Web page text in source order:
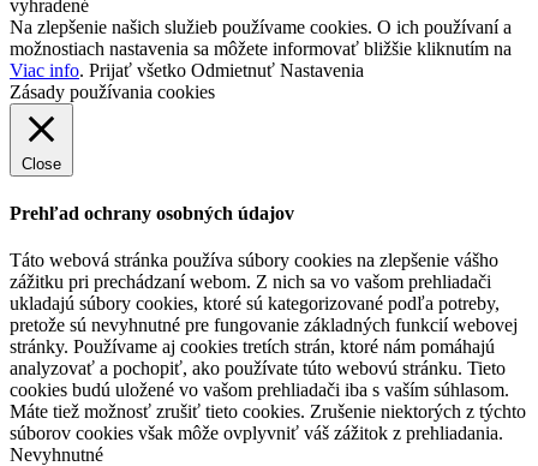
vyhradené
Na zlepšenie našich služieb používame cookies. O ich používaní a
možnostiach nastavenia sa môžete informovať bližšie kliknutím na
Viac info. Prijať všetko Odmietnuť Nastavenia
Zásady používania cookies
Close
Prehľad ochrany osobných údajov
Táto webová stránka používa súbory cookies na zlepšenie vášho
zážitku pri prechádzaní webom. Z nich sa vo vašom prehliadači
ukladajú súbory cookies, ktoré sú kategorizované podľa potreby,
pretože sú nevyhnutné pre fungovanie základných funkcií webovej
stránky. Používame aj cookies tretích strán, ktoré nám pomáhajú
analyzovať a pochopiť, ako používate túto webovú stránku. Tieto
cookies budú uložené vo vašom prehliadači iba s vaším súhlasom.
Máte tiež možnosť zrušiť tieto cookies. Zrušenie niektorých z týchto
súborov cookies však môže ovplyvniť váš zážitok z prehliadania.
Nevyhnutné